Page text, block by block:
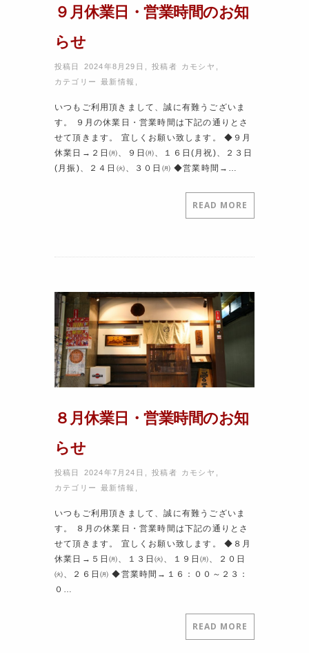
９月休業日・営業時間のお知
らせ
投稿日 2024年8月29日 ,投稿者 カモシヤ
カテゴリー最新情報
いつもご利用頂きまして、誠に有難うございま
す。 ９月の休業日・営業時間は下記の通りとさ
せて頂きます。 宜しくお願い致します。 ◆９月
休業日→２日㈪、９日㈪、１６日(月祝)、２３日
(月振)、２４日㈫、３０日㈪ ◆営業時間→…
READ MORE
８月休業日・営業時間のお知
らせ
投稿日 2024年7月24日 ,投稿者 カモシヤ
カテゴリー最新情報
いつもご利用頂きまして、誠に有難うございま
す。 ８月の休業日・営業時間は下記の通りとさ
せて頂きます。 宜しくお願い致します。 ◆８月
休業日→５日㈪、１３日㈫、１９日㈪、２０日
㈫、２６日㈪ ◆営業時間→１６：００～２３：
０…
READ MORE